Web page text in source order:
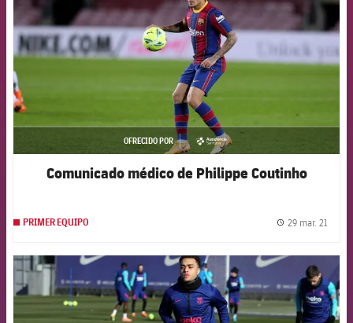
OFRECIDO POR
asistencia
Comunicado médico de Philippe Coutinho
PRIMER EQUIPO 29 mar. 21
FCB Barcelona badge